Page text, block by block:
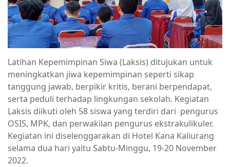
Latihan Kepemimpinan Siwa (Laksis) ditujukan untuk
meningkatkan jiwa kepemimpinan seperti sikap
tanggung jawab, berpikir kritis, berani berpendapat,
serta peduli terhadap lingkungan sekolah. Kegiatan
Laksis diikuti oleh 58 siswa yang terdiri dari pengurus
OSIS, MPK, dan perwakilan pengurus ekstrakulikuler.
Kegiatan ini diselenggarakan di Hotel Kana Kaliurang
selama dua hari yaitu Sabtu-Minggu, 19-20 November
2022.